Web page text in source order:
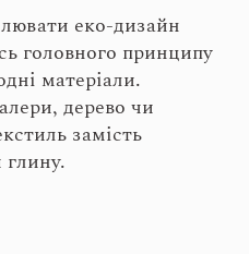
еко-дизайн
головного принципу
матеріали.
дерево чи
замість
глину.